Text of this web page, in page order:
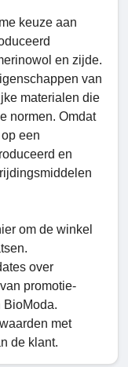
keuze aan
en zijde.
van
materialen die
normen. Omdat
een
en
om de winkel
over
promotie-
BioModa.
met
de klant.